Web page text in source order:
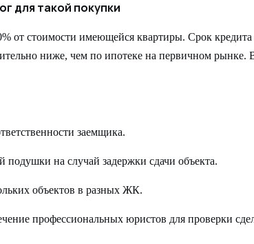
для такой покупки
от стоимости имеющейся квартиры. Срок
ниже, чем по ипотеке на первичном рынке.
заемщика.
на случай задержки сдачи объекта.
объектов в разных ЖК.
профессиональных юристов для проверки